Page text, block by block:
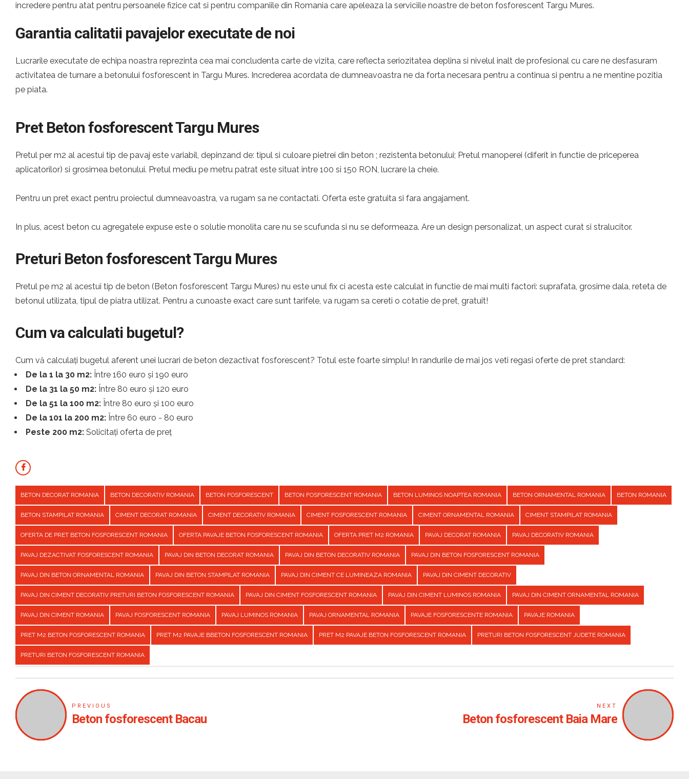
incredere pentru atat pentru persoanele fizice cat si pentru companiile din Romania care apeleaza la serviciile noastre de beton fosforescent Targu Mures.
Garantia calitatii pavajelor executate de noi
Lucrarile executate de echipa noastra reprezinta cea mai concludenta carte de vizita, care reflecta seriozitatea deplina si nivelul inalt de profesional cu care ne desfasuram
activitatea de turnare a betonului fosforescent in Targu Mures. Increderea acordata de dumneavoastra ne da forta necesara pentru a continua si pentru a ne mentine pozitia
pe piata.
Pret Beton fosforescent Targu Mures
Pretul per m2 al acestui tip de pavaj este variabil, depinzand de: tipul si culoare pietrei din beton ; rezistenta betonului; Pretul manoperei (diferit in functie de priceperea
aplicatorilor) si grosimea betonului. Pretul mediu pe metru patrat este situat intre 100 si 150 RON, lucrare la cheie.
Pentru un pret exact pentru proiectul dumneavoastra, va rugam sa ne contactati. Oferta este gratuita si fara angajament.
In plus, acest beton cu agregatele expuse este o solutie monolita care nu se scufunda si nu se deformeaza. Are un design personalizat, un aspect curat si stralucitor.
Preturi Beton fosforescent Targu Mures
Pretul pe m2 al acestui tip de beton (Beton fosforescent Targu Mures) nu este unul fix ci acesta este calculat in functie de mai multi factori: suprafata, grosime dala, reteta de
betonul utilizata, tipul de piatra utilizat. Pentru a cunoaste exact care sunt tarifele, va rugam sa cereti o cotatie de pret, gratuit!
Cum va calculati bugetul?
Cum vă calculați bugetul aferent unei lucrari de beton dezactivat fosforescent? Totul este foarte simplu! In randurile de mai jos veti regasi oferte de pret standard:
De la 1 la 30 m2: Între 160 euro și 190 euro
De la 31 la 50 m2: Între 80 euro și 120 euro
De la 51 la 100 m2: Între 80 euro și 100 euro
De la 101 la 200 m2: Între 60 euro - 80 euro
Peste 200 m2: Solicitați oferta de preț
BETON DECORAT ROMANIA BETON DECORATIV ROMANIA BETON FOSFORESCENT BETON FOSFORESCENT ROMANIA BETON LUMINOS NOAPTEA ROMANIA BETON ORNAMENTAL ROMANIA BETON ROMANIA
BETON STAMPILAT ROMANIA CIMENT DECORAT ROMANIA CIMENT DECORATIV ROMANIA CIMENT FOSFORESCENT ROMANIA CIMENT ORNAMENTAL ROMANIA CIMENT STAMPILAT ROMANIA
OFERTA DE PRET BETON FOSFORESCENT ROMANIA OFERTA PAVAJE BETON FOSFORESCENT ROMANIA OFERTA PRET M2 ROMANIA PAVAJ DECORAT ROMANIA PAVAJ DECORATIV ROMANIA
PAVAJ DEZACTIVAT FOSFORESCENT ROMANIA PAVAJ DIN BETON DECORAT ROMANIA PAVAJ DIN BETON DECORATIV ROMANIA PAVAJ DIN BETON FOSFORESCENT ROMANIA
PAVAJ DIN BETON ORNAMENTAL ROMANIA PAVAJ DIN BETON STAMPILAT ROMANIA PAVAJ DIN CIMENT CE LUMINEAZA ROMANIA PAVAJ DIN CIMENT DECORATIV
PAVAJ DIN CIMENT DECORATIV PRETURI BETON FOSFORESCENT ROMANIA PAVAJ DIN CIMENT FOSFORESCENT ROMANIA PAVAJ DIN CIMENT LUMINOS ROMANIA PAVAJ DIN CIMENT ORNAMENTAL ROMANIA
PAVAJ DIN CIMENT ROMANIA PAVAJ FOSFORESCENT ROMANIA PAVAJ LUMINOS ROMANIA PAVAJ ORNAMENTAL ROMANIA PAVAJE FOSFORESCENTE ROMANIA PAVAJE ROMANIA
PRET M2 BETON FOSFORESCENT ROMANIA PRET M2 PAVAJE BBETON FOSFORESCENT ROMANIA PRET M2 PAVAJE BETON FOSFORESCENT ROMANIA PRETURI BETON FOSFORESCENT JUDETE ROMANIA
PRETURI BETON FOSFORESCENT ROMANIA
PREVIOUS
Beton fosforescent Bacau
NEXT
Beton fosforescent Baia Mare